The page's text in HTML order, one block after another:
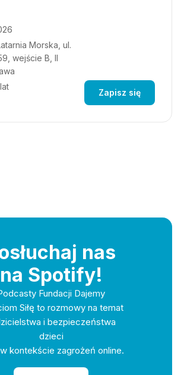
Morska, ul.
wejście B, II
Zapisz się
nas
na Spotify!
Fundacji Dajemy
Siłę to rozmowy na temat
i bezpieczeństwa
dzieci
kontekście zagrożeń online.